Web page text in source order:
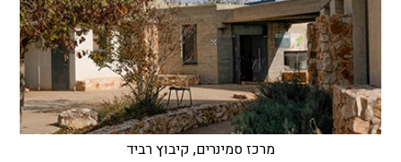
מרכז סמינרים, קיבוץ רביד